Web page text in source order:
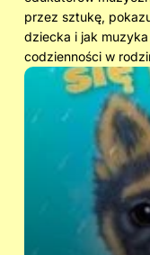
przez sztukę,
dziecka i jak
codzienności w